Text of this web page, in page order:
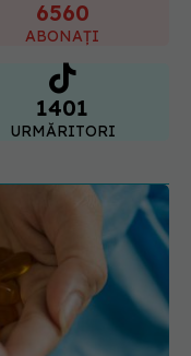
6560
ABONAȚI
1401
URMĂRITORI